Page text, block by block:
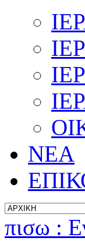
ΝΕΑ
πισω :